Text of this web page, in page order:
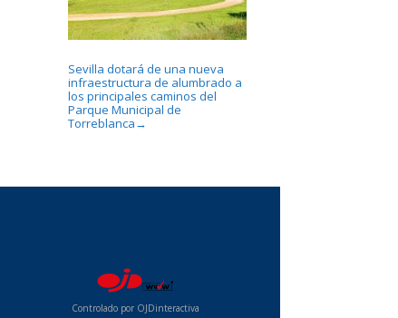
Sevilla dotará de una nueva
infraestructura de alumbrado a
los principales caminos del
Parque Municipal de
Torreblanca →
Controlado por OJDinteractiva